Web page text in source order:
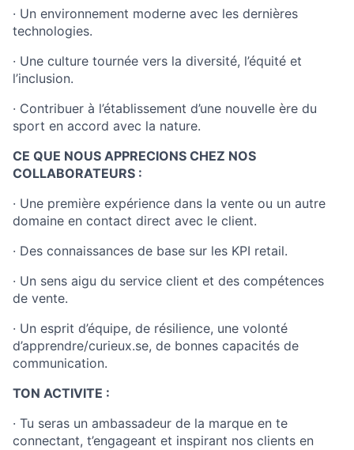
· Un environnement moderne avec les dernières
technologies.
· Une culture tournée vers la diversité, l’équité et
l’inclusion.
· Contribuer à l’établissement d’une nouvelle ère du
sport en accord avec la nature.
CE QUE NOUS APPRECIONS CHEZ NOS
COLLABORATEURS :
· Une première expérience dans la vente ou un autre
domaine en contact direct avec le client.
· Des connaissances de base sur les KPI retail.
· Un sens aigu du service client et des compétences
de vente.
· Un esprit d’équipe, de résilience, une volonté
d’apprendre/curieux.se, de bonnes capacités de
communication.
TON ACTIVITE :
· Tu seras un ambassadeur de la marque en te
connectant, t’engageant et inspirant nos clients en